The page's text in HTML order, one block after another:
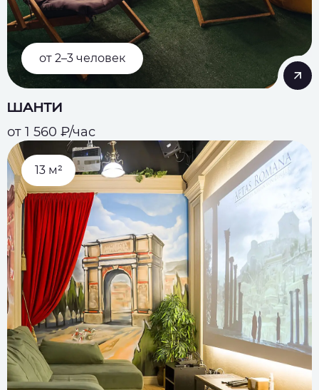
от 2–3 человек
ШАНТИ
от 1 560 ₽/час
13 м²